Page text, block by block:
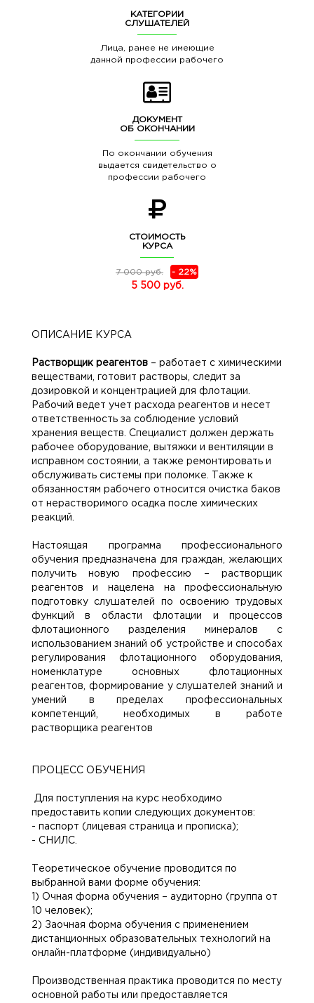
КАТЕГОРИИ
СЛУШАТЕЛЕЙ
Лица, ранее не имеющие
данной профессии рабочего
ДОКУМЕНТ
ОБ ОКОНЧАНИИ
По окончании обучения
выдается свидетельство о
профессии рабочего
СТОИМОСТЬ
КУРСА
7 000 руб. - 22%
5 500 руб.
ОПИСАНИЕ КУРСА
Растворщик реагентов– работает с химическими
веществами, готовит растворы, следит за
дозировкой и концентрацией для флотации.
Рабочий ведет учет расхода реагентов и несет
ответственность за соблюдение условий
хранения веществ. Специалист должен держать
рабочее оборудование, вытяжки и вентиляции в
исправном состоянии, а также ремонтировать и
обслуживать системы при поломке. Также к
обязанностям рабочего относится очистка баков
от нерастворимого осадка после химических
реакций.
Настоящая программа профессионального
обучения предназначена для граждан, желающих
получить новую профессию – растворщик
реагентов и нацелена на профессиональную
подготовку слушателей по освоению трудовых
функций в области флотации и процессов
флотационного разделения минералов с
использованием знаний об устройстве и способах
регулирования флотационного оборудования,
номенклатуре основных флотационных
реагентов, формирование у слушателей знаний и
умений в пределах профессиональных
компетенций, необходимых в работе
растворщика реагентов
ПРОЦЕСС ОБУЧЕНИЯ
Для поступления на курс необходимо
предоставить копии следующих документов:
- паспорт (лицевая страница и прописка);
- СНИЛС.
Теоретическое обучение проводится по
выбранной вами форме обучения:
1) Очная форма обучения – аудиторно (группа от
10 человек);
2) Заочная форма обучения с применением
дистанционных образовательных технологий на
онлайн-платформе (индивидуально)
Производственная практика проводится по месту
основной работы или предоставляется